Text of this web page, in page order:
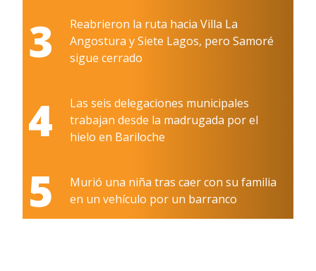
3
Reabrieron la ruta hacia Villa La
Angostura y Siete Lagos, pero Samoré
sigue cerrado
4
Las seis delegaciones municipales
trabajan desde la madrugada por el
hielo en Bariloche
5
Murió una niña tras caer con su familia
en un vehículo por un barranco